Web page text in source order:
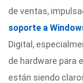
de ventas,
soporte a
Digital,
de hardware para
están siendo